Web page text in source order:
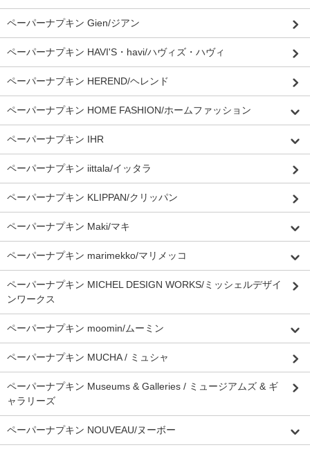
ペーパーナプキン Gien/ジアン
ペーパーナプキン HAVI'S・havi/ハヴィズ・ハヴィ
ペーパーナプキン HEREND/ヘレンド
ペーパーナプキン HOME FASHION/ホームファッション
ペーパーナプキン IHR
ペーパーナプキン iittala/イッタラ
ペーパーナプキン KLIPPAN/クリッパン
ペーパーナプキン Maki/マキ
ペーパーナプキン marimekko/マリメッコ
ペーパーナプキン MICHEL DESIGN WORKS/ミッシェルデザイ
ンワークス
ペーパーナプキン moomin/ムーミン
ペーパーナプキン MUCHA / ミュシャ
ペーパーナプキン Museums & Galleries / ミュージアムズ & ギ
ャラリーズ
ペーパーナプキン NOUVEAU/ヌーボー